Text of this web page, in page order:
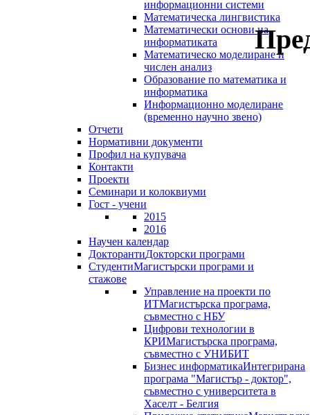
информационни системи
Математическа лингвистика
Математически основи на
информатиката
Математическо моделиране и
числен анализ
Образование по математика и
информатика
Информационно моделиране
(временно научно звено)
Отчети
Нормативни документи
Профил на купувача
Контакти
Проекти
Семинари и колоквиуми
Гост - учени
2015
2016
Научен календар
ДокторантиДокторски програми
СтудентиМагистърски програми и
стажове
Управление на проекти по
ИТМагистърска програма,
съвместно с НБУ
Цифрови технологии в
КРИМагистърска програма,
съвместно с УНИБИТ
Бизнес информатикаИнтегрирана
програма "Магистър - доктор",
съвместно с университета в
Хаселт - Белгия